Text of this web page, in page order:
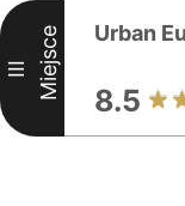
III Miejsce Urban
8.5